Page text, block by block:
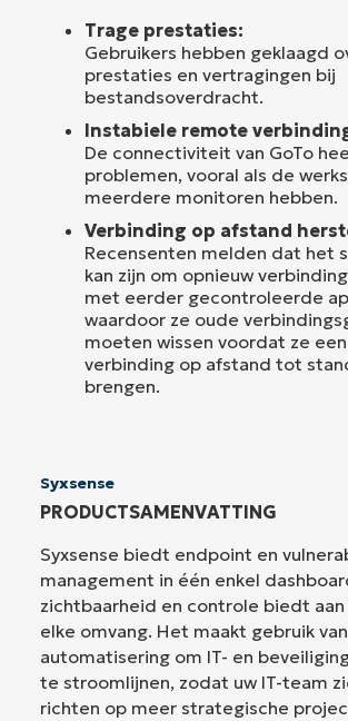
Trage prestaties:
Gebruikers hebben geklaagd
prestaties en vertragingen bij
bestandsoverdracht.
Instabiele remote
De connectiviteit van GoTo
problemen, vooral als de
meerdere monitoren hebben.
Verbinding op afstand
Recensenten melden dat het
kan zijn om opnieuw
met eerder gecontroleerde
waardoor ze oude
moeten wissen voordat ze
verbinding op afstand tot
brengen.
Syxsense
PRODUCTSAMENVATTING
Syxsense biedt endpoint en
management in één enkel
zichtbaarheid en controle biedt aan
elke omvang. Het maakt gebruik van
automatisering om IT- en
te stroomlijnen, zodat uw IT-team
richten op meer strategische